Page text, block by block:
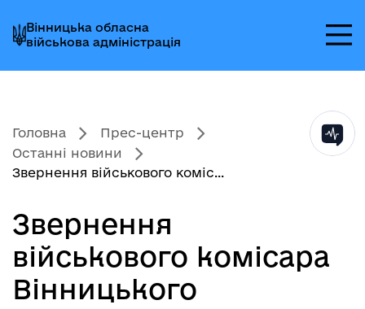
до
головного
меню
до
головного
вмісту
до
головного
колонтитула
Вінницька обласна
військова адміністрація
Головна
Прес-центр
Останні новини
Звернення військового коміс...
Звернення
військового комісара
Вінницького